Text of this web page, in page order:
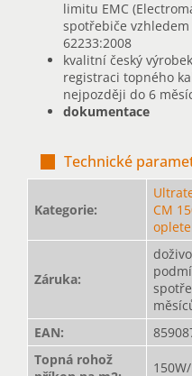
limitu EMC
spotřebiče vzhledem
62233:2008
kvalitní český
registraci topného
nejpozději do 6
dokumentace
Technické
Kategorie:
CM
Záruka:
EAN:
Topná rohož